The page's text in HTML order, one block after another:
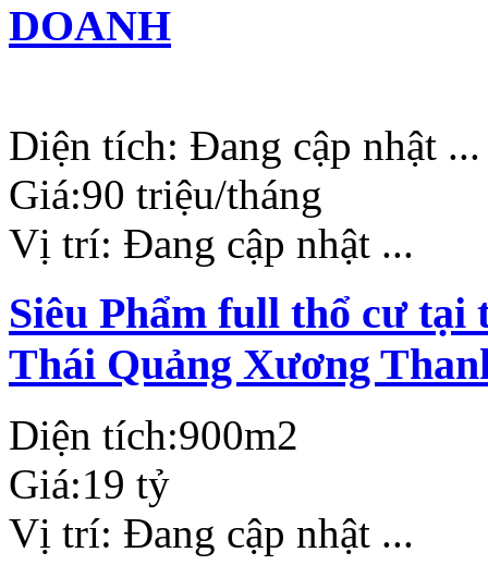
DOANH
Diện tích: Đang cập nhật ...
Giá:90 triệu/tháng
Vị trí: Đang cập nhật ...
Siêu Phẩm full thổ cư
Thái Quảng Xương
Diện tích:900m2
Giá:19 tỷ
Vị trí: Đang cập nhật ...